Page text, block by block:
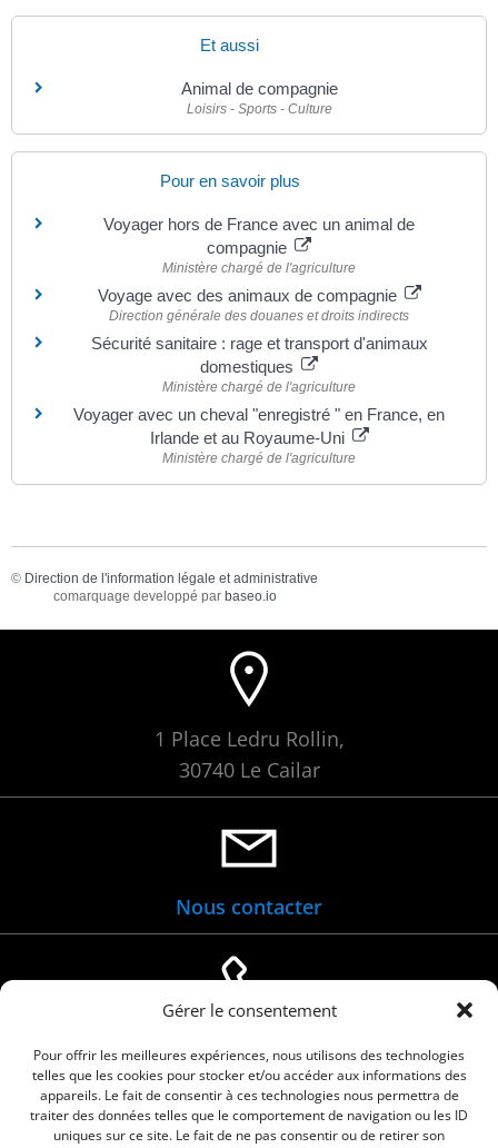
Gérer le consentement
Pour offrir les meilleures expériences, nous utilisons des technologies
telles que les cookies pour stocker et/ou accéder aux informations des
appareils. Le fait de consentir à ces technologies nous permettra de
traiter des données telles que le comportement de navigation ou les ID
uniques sur ce site. Le fait de ne pas consentir ou de retirer son
Et aussi
Animal de compagnie
Loisirs - Sports - Culture
Pour en savoir plus
Voyager hors de France avec un animal de
compagnie
Ministère chargé de l'agriculture
Voyage avec des animaux de compagnie
Direction générale des douanes et droits indirects
Sécurité sanitaire : rage et transport d'animaux
domestiques
Ministère chargé de l'agriculture
Voyager avec un cheval "enregistré " en France, en
Irlande et au Royaume-Uni
Ministère chargé de l'agriculture
© Direction de l'information légale et administrative
comarquage developpé par baseo.io
1 Place Ledru Rollin,
30740 Le Cailar
Nous contacter
04 66 88 01 05